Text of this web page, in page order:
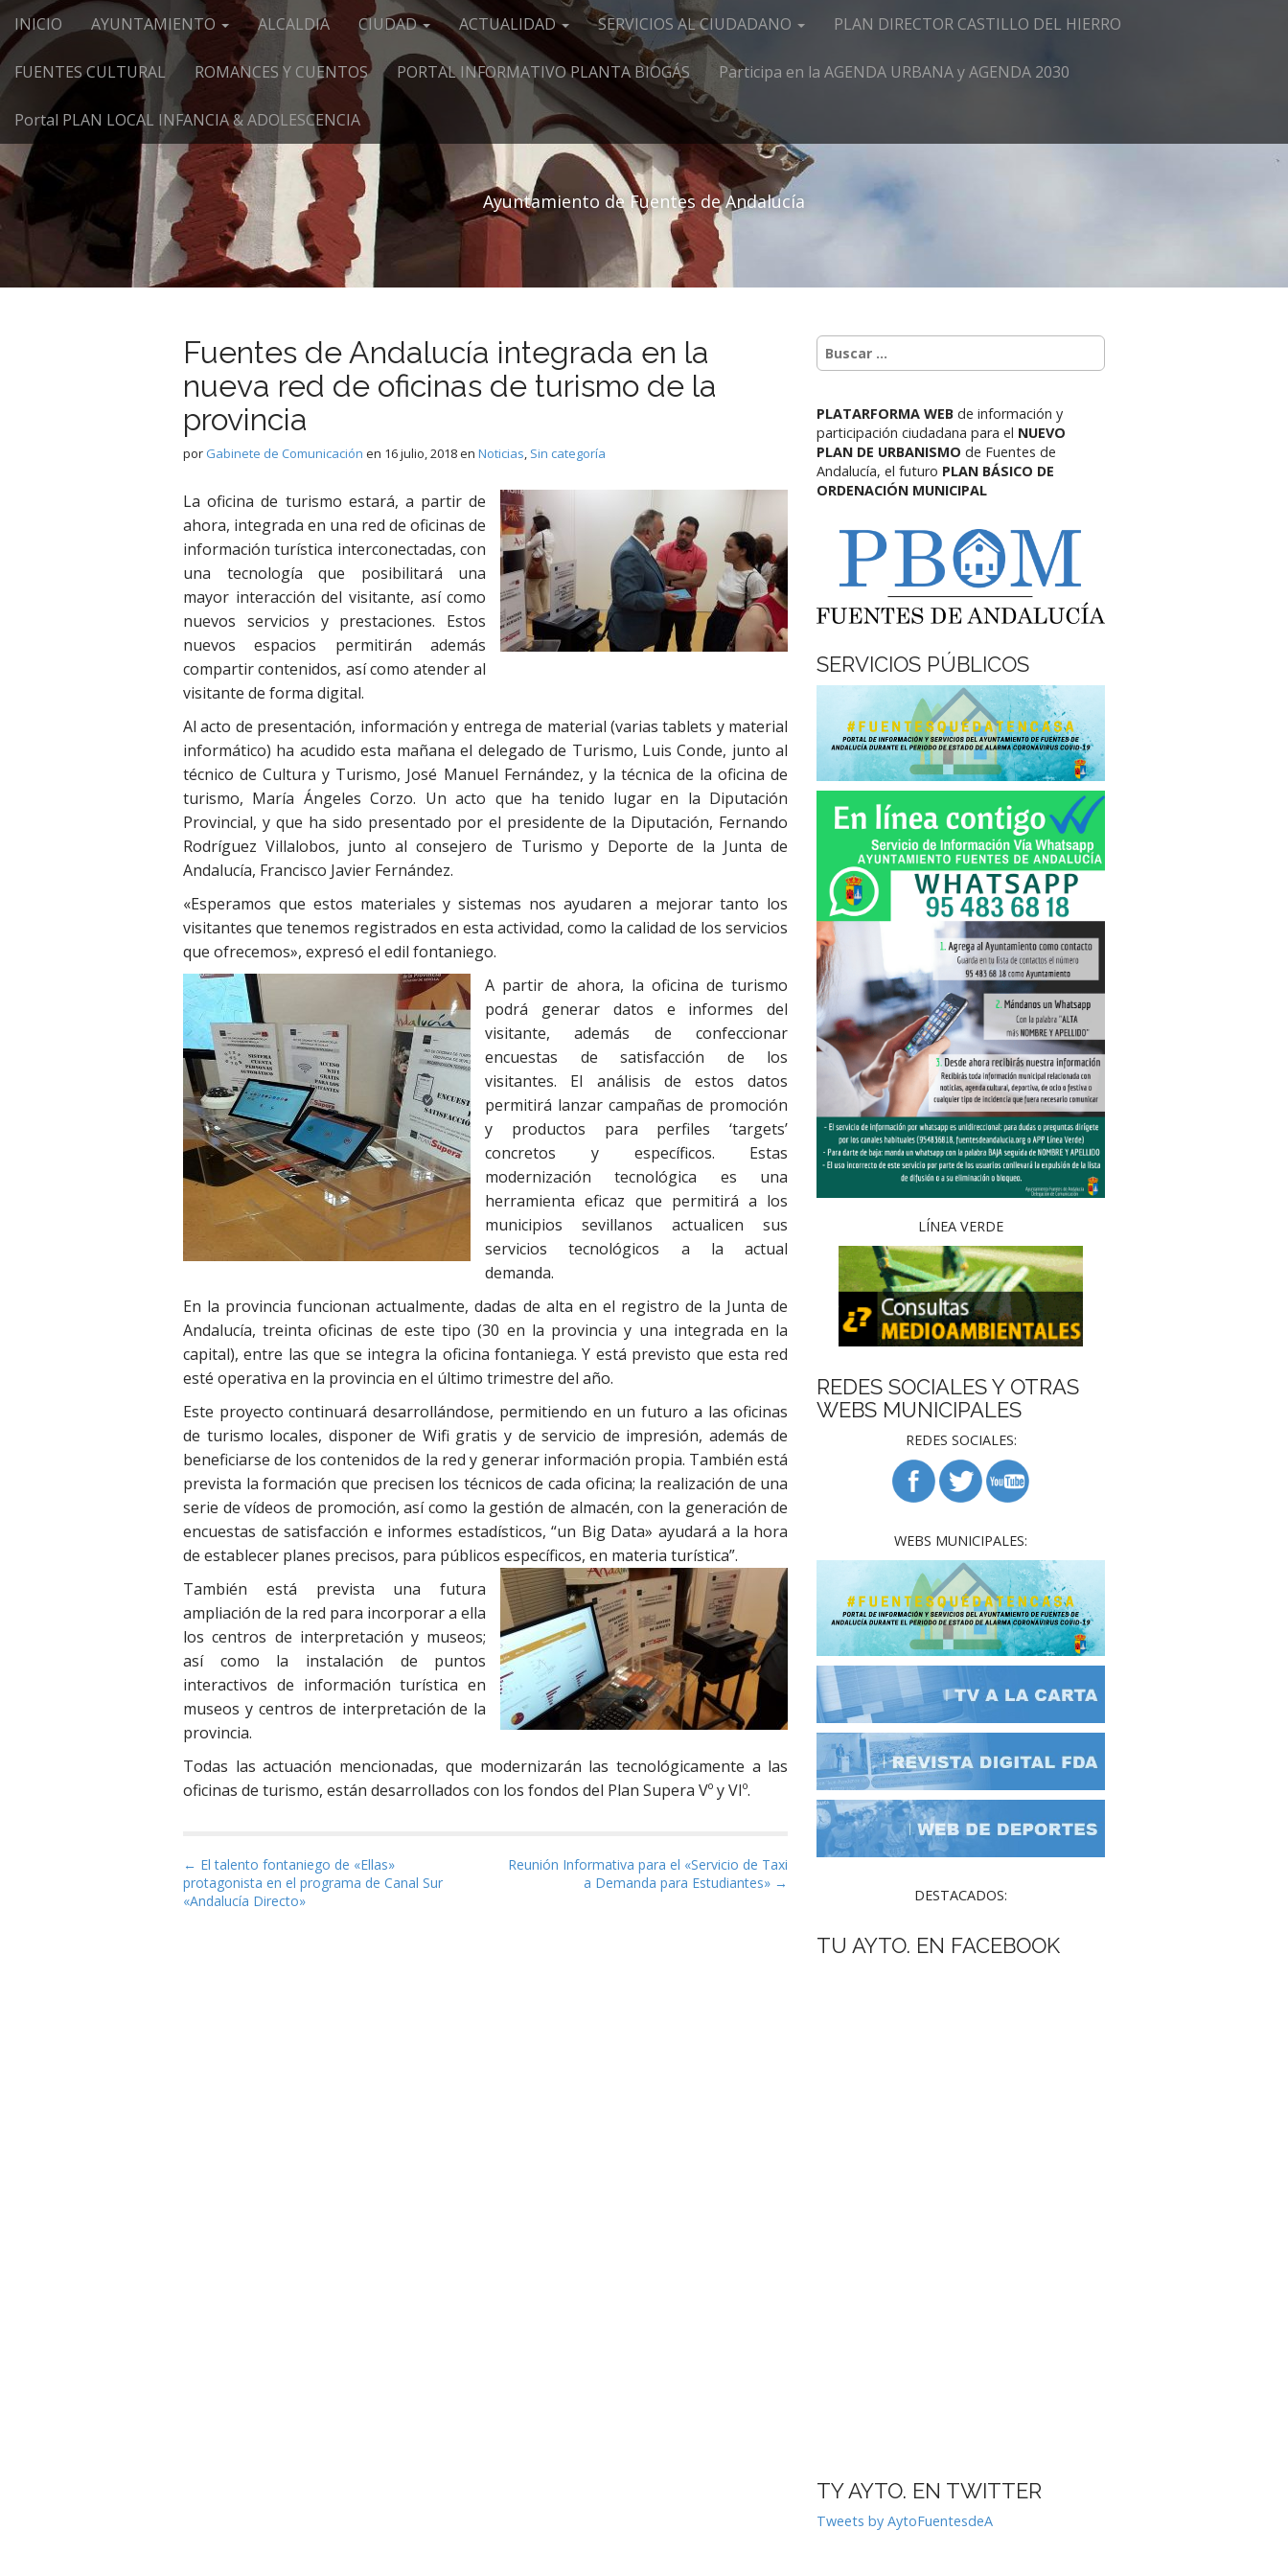
Menú principal
Saltar al contenido
INICIO AYUNTAMIENTO ALCALDIA CIUDAD ACTUALIDAD SERVICIOS AL CIUDADANO PLAN DIRECTOR CASTILLO DEL HIERRO
FUENTES CULTURAL ROMANCES Y CUENTOS PORTAL INFORMATIVO PLANTA BIOGÁS Participa en la AGENDA URBANA y AGENDA 2030
Portal PLAN LOCAL INFANCIA & ADOLESCENCIA
Ayuntamiento de Fuentes de Andalucía
Fuentes de Andalucía integrada en la
nueva red de oficinas de turismo de la
provincia
por Gabinete de Comunicación en 16 julio, 2018en Noticias, Sin categoría
La oficina de turismo estará, a partir de
ahora, integrada en una red de oficinas de
información turística interconectadas, con
una tecnología que posibilitará una
mayor interacción del visitante, así como
nuevos servicios y prestaciones. Estos
nuevos espacios permitirán además
compartir contenidos, así como atender al
visitante de forma digital.
Al acto de presentación, información y entrega de material (varias tablets y material
informático) ha acudido esta mañana el delegado de Turismo, Luis Conde, junto al
técnico de Cultura y Turismo, José Manuel Fernández, y la técnica de la oficina de
turismo, María Ángeles Corzo. Un acto que ha tenido lugar en la Diputación
Provincial, y que ha sido presentado por el presidente de la Diputación, Fernando
Rodríguez Villalobos, junto al consejero de Turismo y Deporte de la Junta de
Andalucía, Francisco Javier Fernández.
«Esperamos que estos materiales y sistemas nos ayudaren a mejorar tanto los
visitantes que tenemos registrados en esta actividad, como la calidad de los servicios
que ofrecemos», expresó el edil fontaniego.
A partir de ahora, la oficina de turismo
podrá generar datos e informes del
visitante, además de confeccionar
encuestas de satisfacción de los
visitantes. El análisis de estos datos
permitirá lanzar campañas de promoción
y productos para perfiles ‘targets’
concretos y específicos. Estas
modernización tecnológica es una
herramienta eficaz que permitirá a los
municipios sevillanos actualicen sus
servicios tecnológicos a la actual
demanda.
En la provincia funcionan actualmente, dadas de alta en el registro de la Junta de
Andalucía, treinta oficinas de este tipo (30 en la provincia y una integrada en la
capital), entre las que se integra la oficina fontaniega. Y está previsto que esta red
esté operativa en la provincia en el último trimestre del año.
Este proyecto continuará desarrollándose, permitiendo en un futuro a las oficinas
de turismo locales, disponer de Wifi gratis y de servicio de impresión, además de
beneficiarse de los contenidos de la red y generar información propia. También está
prevista la formación que precisen los técnicos de cada oficina; la realización de una
serie de vídeos de promoción, así como la gestión de almacén, con la generación de
encuestas de satisfacción e informes estadísticos, “un Big Data» ayudará a la hora
de establecer planes precisos, para públicos específicos, en materia turística”.
También está prevista una futura
ampliación de la red para incorporar a ella
los centros de interpretación y museos;
así como la instalación de puntos
interactivos de información turística en
museos y centros de interpretación de la
provincia.
Todas las actuación mencionadas, que modernizarán las tecnológicamente a las
oficinas de turismo, están desarrollados con los fondos del Plan Supera Vº y VIº.
Navegación de entradas
← El talento fontaniego de «Ellas»
protagonista en el programa de Canal Sur
«Andalucía Directo»
Reunión Informativa para el «Servicio de Taxi
a Demanda para Estudiantes» →
PLATARFORMA WEBde información y
participación ciudadana para el NUEVO
PLAN DE URBANISMOde Fuentes de
Andalucía, el futuro PLAN BÁSICO DE
ORDENACIÓN MUNICIPAL
SERVICIOS PÚBLICOS
LÍNEA VERDE
REDES SOCIALES Y OTRAS
WEBS MUNICIPALES
REDES SOCIALES:
WEBS MUNICIPALES:
DESTACADOS:
TU AYTO. EN FACEBOOK
TY AYTO. EN TWITTER
Tweets by AytoFuentesdeA